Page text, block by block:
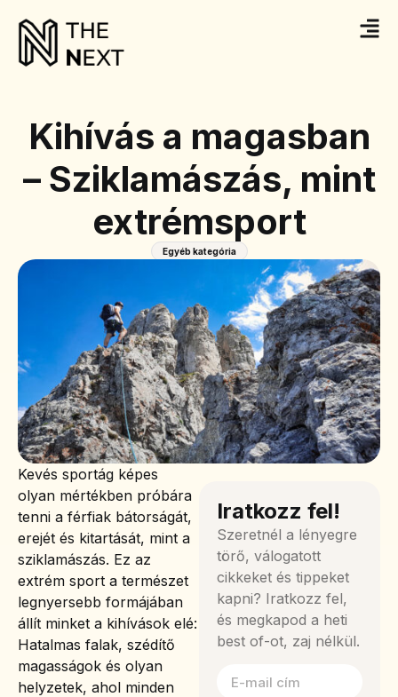
Kihívás a magasban
– Sziklamászás, mint
extrémsport
Egyéb kategória
Kevés sportág képes
olyan mértékben próbára
tenni a férfiak bátorságát,
erejét és kitartását, mint a
sziklamászás. Ez az
extrém sport a természet
legnyersebb formájában
állít minket a kihívások elé:
Hatalmas falak, szédítő
magasságok és olyan
helyzetek, ahol minden
Iratkozz fel!
Szeretnél a lényegre
törő, válogatott
cikkeket és tippeket
kapni? Iratkozz fel,
és megkapod a heti
best of-ot, zaj nélkül.